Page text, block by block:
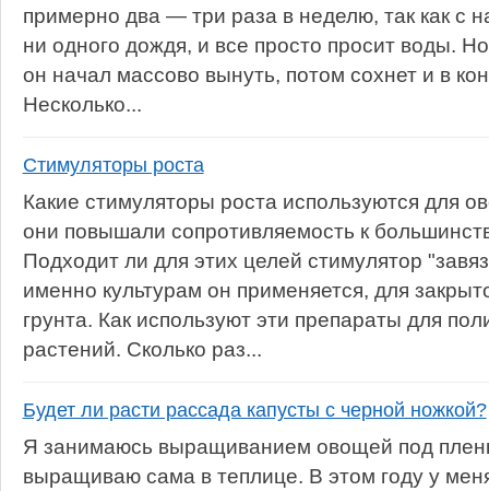
примерно два — три раза в неделю, так как с
ни одного дождя, и все просто просит воды.
он начал массово вынуть, потом сохнет и в
Несколько...
Стимуляторы роста
Какие стимуляторы роста используются для
они повышали сопротивляемость к
Подходит ли для этих целей стимулятор
именно культурам он применяется, для
грунта. Как используют эти препараты для
растений. Сколько раз...
Будет ли расти рассада капусты с черной ножкой?
Я занимаюсь выращиванием овощей под
выращиваю сама в теплице. В этом году у